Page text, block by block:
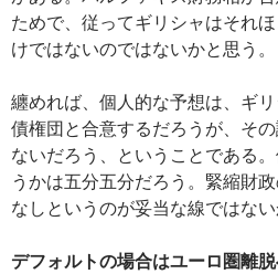
ためで、従ってギリシャはそれ
けではないのではないかと思う。
纏めれば、個人的な予想は、ギ
債権団と合意するだろうが、そ
ないだろう、ということである
うかは五分五分だろう。緊縮財
なしというのが妥当な線ではない
デフォルトの場合はユーロ圏離